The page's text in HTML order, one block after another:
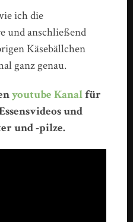
ich die
und anschließend
Käsebällchen
ganz genau.
youtube Kanalfür
und
und -pilze.